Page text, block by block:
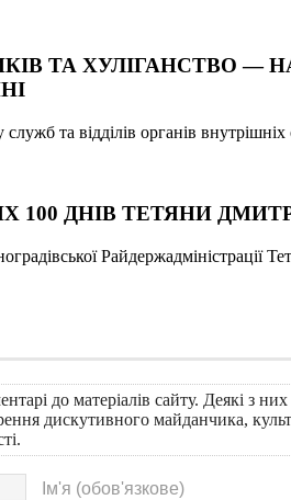
ТА ХУЛІГАНСТВО
та відділів органів
100 ДНІВ ТЕТЯНИ
Райдержадміністрації
до матеріалів сайту. Деякі з
дискутивного майданчика,
Ім'я (обов'язкове)